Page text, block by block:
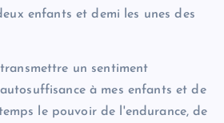
enfants et demi les unes des
un sentiment
à mes enfants et de
le pouvoir de l'endurance, de